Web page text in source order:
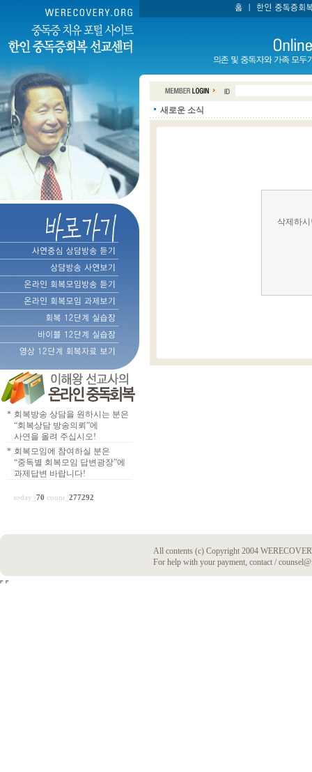
* 회복방송 상담을 원하시는 분은
“회복상담 방송의뢰”에
사연을 올려 주십시오!
* 회복모임에 참여하실 분은
“중독별 회복모임 답변광장”에
과제답변 바랍니다!
today_ 70 count_ 277292
새로운 소식
삭제하
All contents (c) Copyright 2004
For help with your payment, contact /